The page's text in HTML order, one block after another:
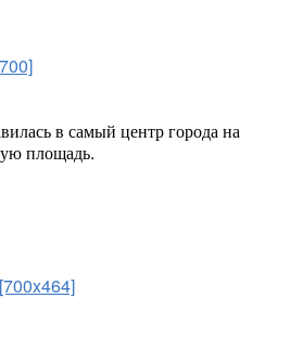
в самый центр города на
площадь.
[700x464]